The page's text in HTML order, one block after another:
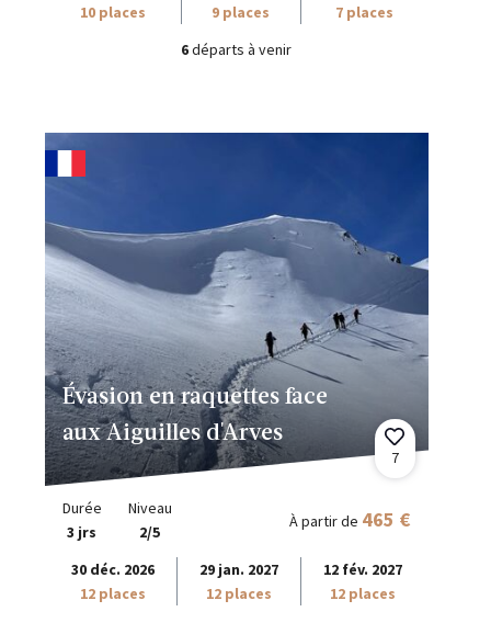
10 places
9 places
7 places
6départs à venir
Évasion en raquettes face
aux Aiguilles d'Arves
7
Durée
3 jrs
Niveau
2/5
À partir de 465 €
30 déc. 2026
12 places
29 jan. 2027
12 places
12 fév. 2027
12 places